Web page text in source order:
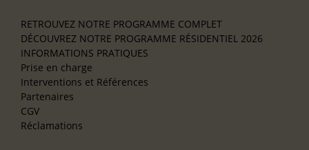
RETROUVEZ NOTRE PROGRAMME COMPLET
DÉCOUVREZ NOTRE PROGRAMME RÉSIDENTIEL 2026
INFORMATIONS PRATIQUES
Prise en charge
Interventions et Références
Partenaires
CGV
Réclamations